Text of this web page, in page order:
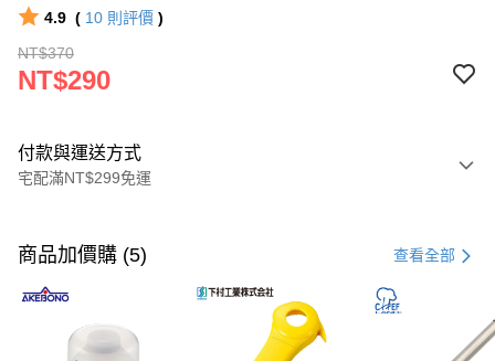
4.9 ( 10 則評價 )
NT$370
NT$290
付款與運送方式
宅配滿NT$299免運
信用卡一次付款
超商取貨付款
LINE Pay
商品加價購 (5) 查看全部